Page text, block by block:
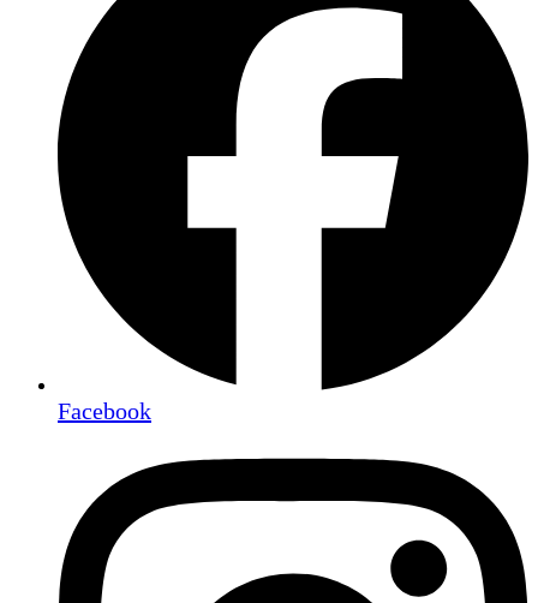
Facebook